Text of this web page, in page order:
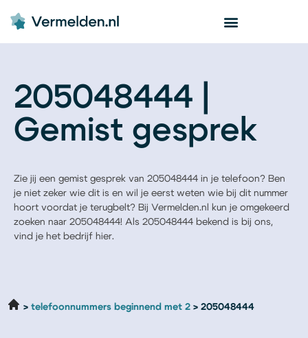
205048444 |
Gemist gesprek
Zie jij een gemist gesprek van 205048444 in je telefoon? Ben
je niet zeker wie dit is en wil je eerst weten wie bij dit nummer
hoort voordat je terugbelt? Bij Vermelden.nl kun je omgekeerd
zoeken naar 205048444! Als 205048444 bekend is bij ons,
vind je het bedrijf hier.
telefoonnummers beginnend met 2 205048444